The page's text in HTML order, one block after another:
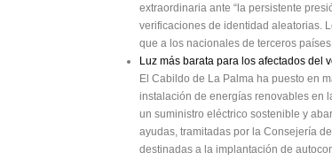
extraordinaria ante “la persistente
verificaciones de identidad aleatorias.
que a los nacionales de terceros
Luz más barata para los afectados del
El Cabildo de La Palma ha puesto en
instalación de energías renovables en
un suministro eléctrico sostenible y
ayudas, tramitadas por la Consejería
destinadas a la implantación de